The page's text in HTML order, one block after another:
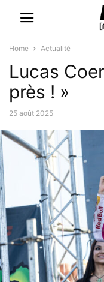
Home Actualité
Lucas
près ! »
25 août 2025